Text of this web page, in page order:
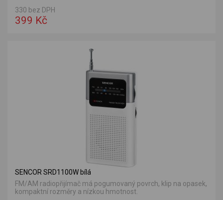
330 bez DPH
399 Kč
SENCOR SRD1100W bílá
FM/AM radiopřijímač má pogumovaný povrch, klip na opasek,
kompaktní rozměry a nízkou hmotnost.